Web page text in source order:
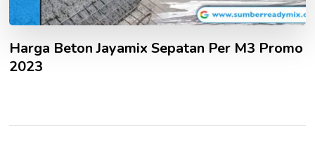
Harga Beton Jayamix Sepatan Per M3 Promo
2023